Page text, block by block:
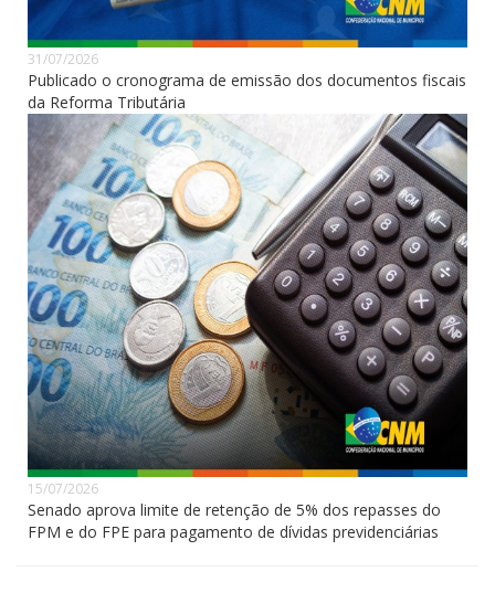
31/07/2026
Publicado o cronograma de emissão dos documentos fiscais
da Reforma Tributária
15/07/2026
Senado aprova limite de retenção de 5% dos repasses do
FPM e do FPE para pagamento de dívidas previdenciárias